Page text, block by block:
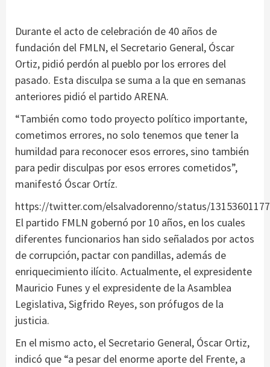
Durante el acto de celebración de 40 años de
fundación del FMLN, el Secretario General, Óscar
Ortiz, pidió perdón al pueblo por los errores del
pasado. Esta disculpa se suma a la que en semanas
anteriores pidió el partido ARENA.
“También como todo proyecto político importante,
cometimos errores, no solo tenemos que tener la
humildad para reconocer esos errores, sino también
para pedir disculpas por esos errores cometidos”,
manifestó Óscar Ortíz.
https://twitter.com/elsalvadorenno/status/
El partido FMLN gobernó por 10 años, en los cuales
diferentes funcionarios han sido señalados por actos
de corrupción, pactar con pandillas, además de
enriquecimiento ilícito. Actualmente, el expresidente
Mauricio Funes y el expresidente de la Asamblea
Legislativa, Sigfrido Reyes, son prófugos de la
justicia.
En el mismo acto, el Secretario General, Óscar Ortiz,
indicó que “a pesar del enorme aporte del Frente, a